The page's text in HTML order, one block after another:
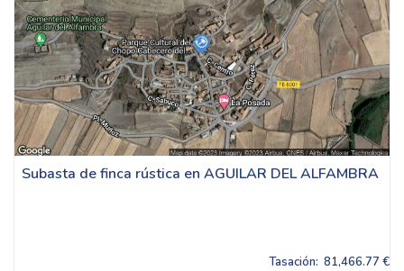
Subasta de finca rústica en AGUILAR DEL ALFAMBRA
Tasación: 81,466.77 €